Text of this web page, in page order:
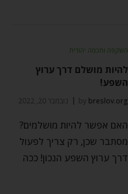
השקפה וחכמה יהודית
להיות מושלם דרך ערוץ
השפע!
by breslov.org נובמבר 20, 2022
האם אפשר להיות מושלמים?
מסתבר שכן, רק צריך לפעול
דרך ערוץ השפע הנכון! ככה